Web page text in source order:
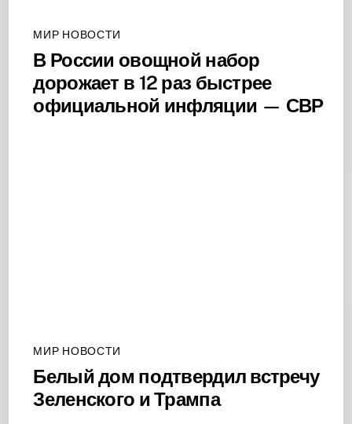
МИР НОВОСТИ
В России овощной набор
дорожает в 12 раз быстрее
официальной инфляции — СВР
МИР НОВОСТИ
Белый дом подтвердил встречу
Зеленского и Трампа